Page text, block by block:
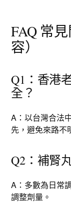
FAQ 常
容）
Q1：香港
全？
A：以台灣合法
先，避免來路不
Q2：補腎
A：多數為日常
調整劑量。